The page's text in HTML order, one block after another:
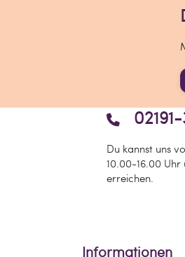
Du kannst uns
10.00-16.00
erreichen.
Informationen